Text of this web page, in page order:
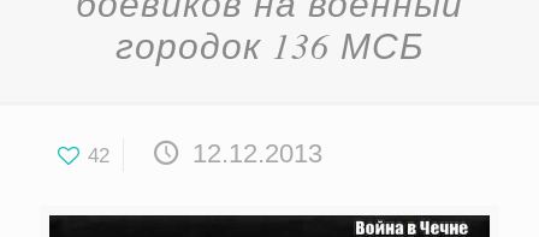
городок 136 МСБ
42 12.12.2013